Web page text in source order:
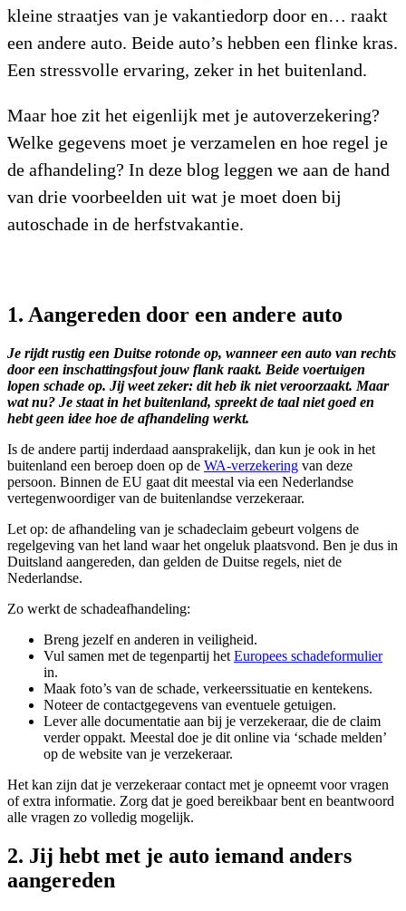
kleine straatjes van je vakantiedorp door en… raakt
een andere auto. Beide auto’s hebben een flinke kras.
Een stressvolle ervaring, zeker in het buitenland.
Maar hoe zit het eigenlijk met je autoverzekering?
Welke gegevens moet je verzamelen en hoe regel je
de afhandeling? In deze blog leggen we aan de hand
van drie voorbeelden uit wat je moet doen bij
autoschade in de herfstvakantie.
1. Aangereden door een andere auto
Je rijdt rustig een Duitse rotonde op, wanneer een auto van rechts
door een inschattingsfout jouw flank raakt. Beide voertuigen
lopen schade op. Jij weet zeker: dit heb ik niet veroorzaakt. Maar
wat nu? Je staat in het buitenland, spreekt de taal niet goed en
hebt geen idee hoe de afhandeling werkt.
Is de andere partij inderdaad aansprakelijk, dan kun je ook in het
buitenland een beroep doen op de WA-verzekering van deze
persoon. Binnen de EU gaat dit meestal via een Nederlandse
vertegenwoordiger van de buitenlandse verzekeraar.
Let op: de afhandeling van je schadeclaim gebeurt volgens de
regelgeving van het land waar het ongeluk plaatsvond. Ben je dus in
Duitsland aangereden, dan gelden de Duitse regels, niet de
Nederlandse.
Zo werkt de schadeafhandeling:
Breng jezelf en anderen in veiligheid.
Vul samen met de tegenpartij het Europees schadeformulier
in.
Maak foto’s van de schade, verkeerssituatie en kentekens.
Noteer de contactgegevens van eventuele getuigen.
Lever alle documentatie aan bij je verzekeraar, die de claim
verder oppakt. Meestal doe je dit online via ‘schade melden’
op de website van je verzekeraar.
Het kan zijn dat je verzekeraar contact met je opneemt voor vragen
of extra informatie. Zorg dat je goed bereikbaar bent en beantwoord
alle vragen zo volledig mogelijk.
2. Jij hebt met je auto iemand anders
aangereden